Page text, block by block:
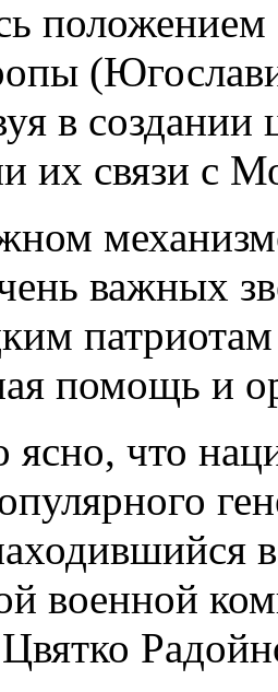
в
их связи с
важных
помощь и
ясно, что
военной